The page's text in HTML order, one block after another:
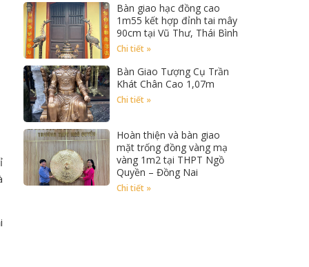
Bàn giao hạc đồng cao
1m55 kết hợp đỉnh tai mây
90cm tại Vũ Thư, Thái Bình
Chi tiết »
Bàn Giao Tượng Cụ Trần
Khát Chân Cao 1,07m
Chi tiết »
Hoàn thiện và bàn giao
mặt trống đồng vàng mạ
vàng 1m2 tại THPT Ngồ
Quyền – Đồng Nai
Chi tiết »